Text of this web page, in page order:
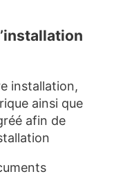
installation,
ainsi que
afin de